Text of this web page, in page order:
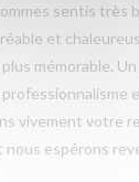
sentis très
et
mémorable.
professionnalisme
vivement votre
espérons